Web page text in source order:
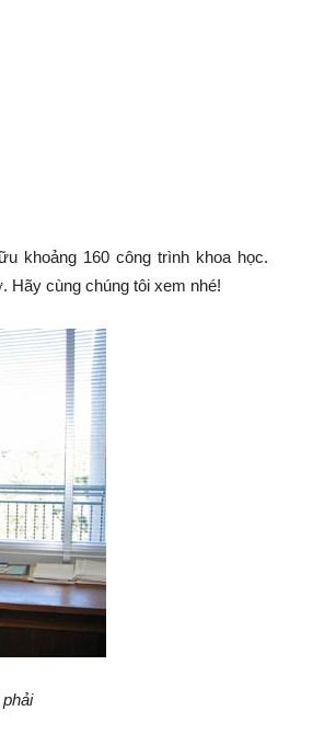
khoảng 160 công trình khoa học.
Hãy cùng chúng tôi xem nhé!